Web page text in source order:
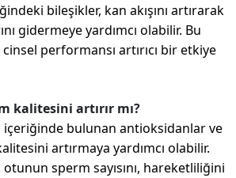
bileşikler, kan akışını artırarak
gidermeye yardımcı olabilir. Bu
performansı artırıcı bir etkiye
kalitesini artırır mı?
içeriğinde bulunan antioksidanlar ve
artırmaya yardımcı olabilir.
sperm sayısını, hareketliliğini